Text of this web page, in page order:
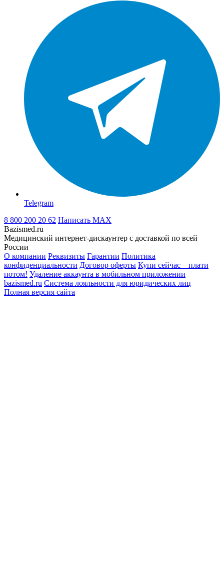
Telegram
8 800 200 20 62 Написать MAX
Bazismed.ru
Медицинский интернет-дискаунтер с доставкой по всей
России
О компании Реквизиты Гарантии Политика
конфиденциальности Договор оферты Купи сейчас – плати
потом! Удаление аккаунта в мобильном приложении
bazismed.ru Система лояльности для юридических лиц
Полная версия сайта